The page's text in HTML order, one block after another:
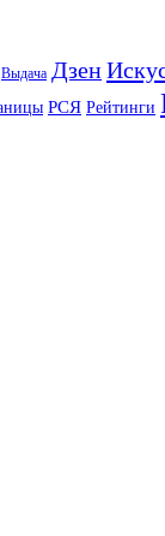
Выдача Дзен
РСЯ Рейтинги